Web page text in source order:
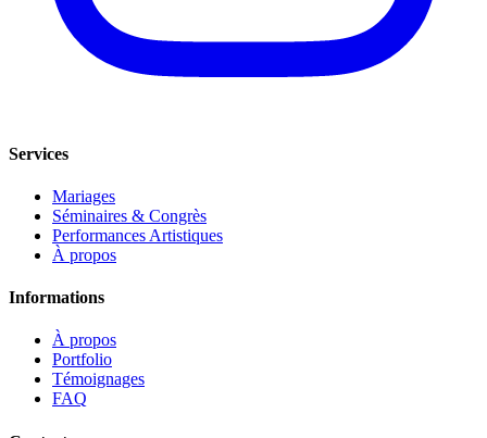
Services
Mariages
Séminaires & Congrès
Performances Artistiques
À propos
Informations
À propos
Portfolio
Témoignages
FAQ